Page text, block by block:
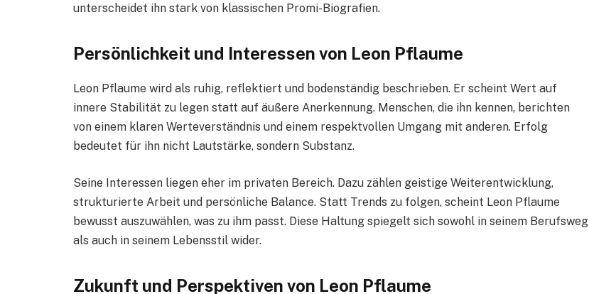
unterscheidet ihn stark von klassischen Promi-Biografien.
Persönlichkeit und Interessen von Leon Pflaume
Leon Pflaume wird als ruhig, reflektiert und bodenständig beschrieben. Er scheint Wert auf
innere Stabilität zu legen statt auf äußere Anerkennung. Menschen, die ihn kennen, berichten
von einem klaren Werteverständnis und einem respektvollen Umgang mit anderen. Erfolg
bedeutet für ihn nicht Lautstärke, sondern Substanz.
Seine Interessen liegen eher im privaten Bereich. Dazu zählen geistige Weiterentwicklung,
strukturierte Arbeit und persönliche Balance. Statt Trends zu folgen, scheint Leon Pflaume
bewusst auszuwählen, was zu ihm passt. Diese Haltung spiegelt sich sowohl in seinem Berufsweg
als auch in seinem Lebensstil wider.
Zukunft und Perspektiven von Leon Pflaume